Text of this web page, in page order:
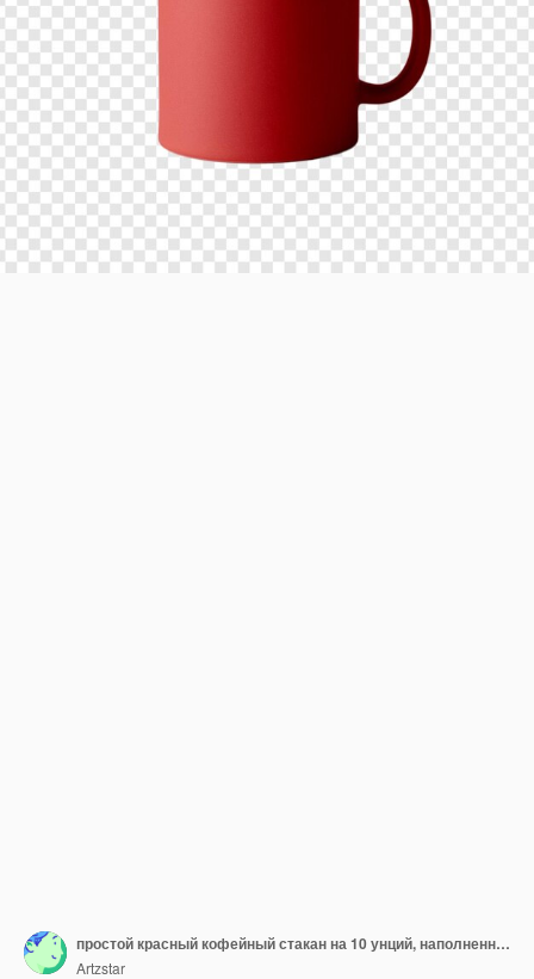
простой красный кофейный стакан на 10 унций, наполненный богатым темным кофе, изолированным на чистом белом фоне
Artzstar